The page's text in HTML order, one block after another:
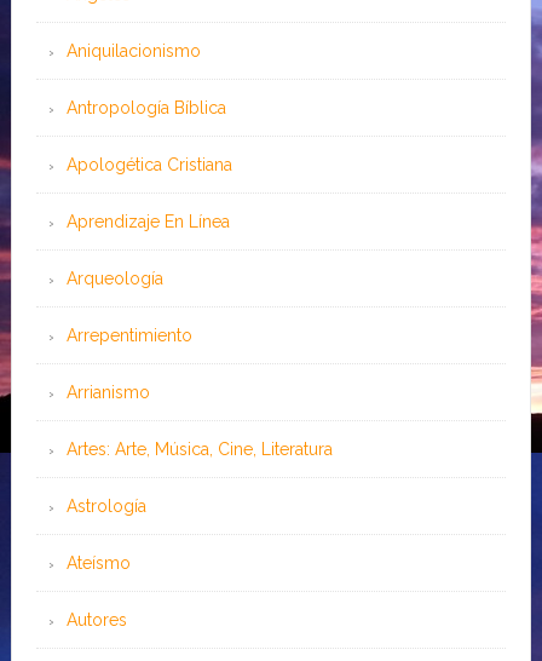
Aniquilacionismo
Antropología Bíblica
Apologética Cristiana
Aprendizaje En Línea
Arqueología
Arrepentimiento
Arrianismo
Artes: Arte, Música, Cine, Literatura
Astrología
Ateísmo
Autores